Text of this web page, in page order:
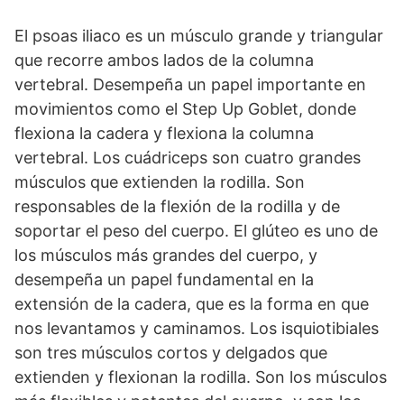
El psoas iliaco es un músculo grande y triangular
que recorre ambos lados de la columna
vertebral. Desempeña un papel importante en
movimientos como el Step Up Goblet, donde
flexiona la cadera y flexiona la columna
vertebral. Los cuádriceps son cuatro grandes
músculos que extienden la rodilla. Son
responsables de la flexión de la rodilla y de
soportar el peso del cuerpo. El glúteo es uno de
los músculos más grandes del cuerpo, y
desempeña un papel fundamental en la
extensión de la cadera, que es la forma en que
nos levantamos y caminamos. Los isquiotibiales
son tres músculos cortos y delgados que
extienden y flexionan la rodilla. Son los músculos